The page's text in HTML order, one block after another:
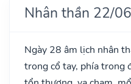
Nhân thần 22/
Ngày 28 âm lịch nhân
trong cổ tay, phía trong